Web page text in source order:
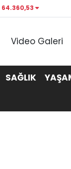
64.360,53
Video Galeri
SAĞLIK